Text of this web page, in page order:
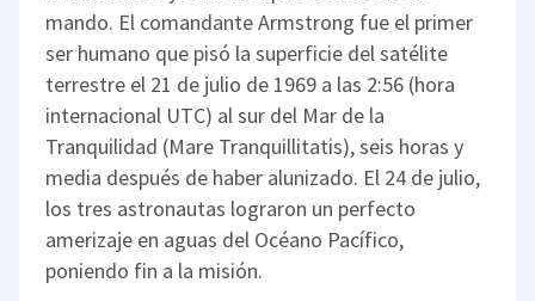
mando. El comandante Armstrong fue el primer
ser humano que pisó la superficie del satélite
terrestre el 21 de julio de 1969 a las 2:56 (hora
internacional UTC) al sur del Mar de la
Tranquilidad (Mare Tranquillitatis), seis horas y
media después de haber alunizado. El 24 de julio,
los tres astronautas lograron un perfecto
amerizaje en aguas del Océano Pacífico,
poniendo fin a la misión.